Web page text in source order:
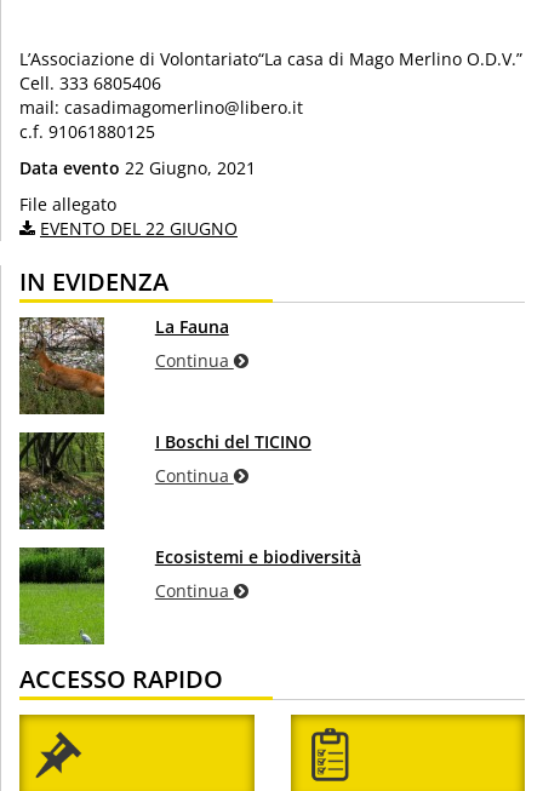
L’Associazione di Volontariato“La casa di Mago Merlino O.D.V.”
Cell. 333 6805406
mail: casadimagomerlino@libero.it
c.f. 91061880125
Data evento 22 Giugno, 2021
File allegato
EVENTO DEL 22 GIUGNO
IN EVIDENZA
La Fauna
Continua
I Boschi del TICINO
Continua
Ecosistemi e biodiversità
Continua
ACCESSO RAPIDO